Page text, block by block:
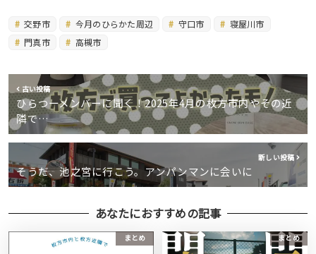
交野市 今月のひらかた周辺 守口市
寝屋川市
門真市
高槻市
古い投稿
ひらつーメンバーに聞く！2025年4月の枚方市内やその近
隣で…
新しい投稿
そうだ、池之宮に行こう。アンパンマンに会いに
あなたにおすすめの記事
まとめ まとめ